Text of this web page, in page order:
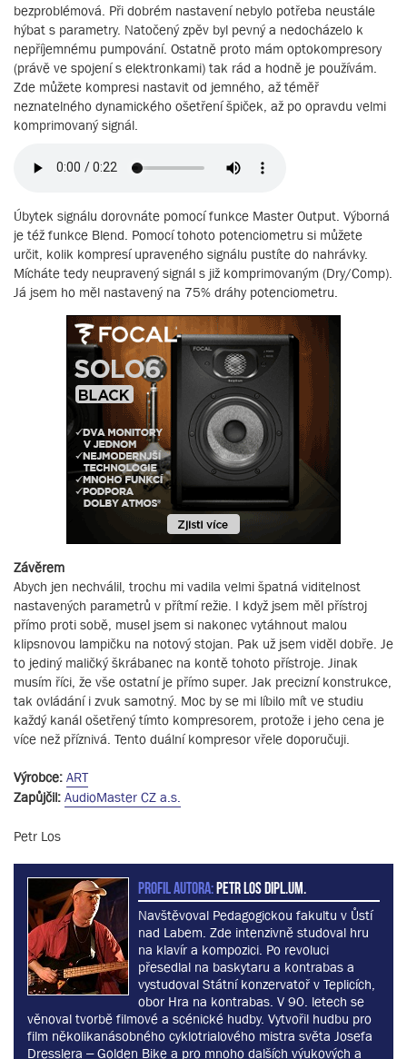
bezproblémová. Při dobrém nastavení nebylo potřeba neustále
hýbat s parametry. Natočený zpěv byl pevný a nedocházelo k
nepříjemnému pumpování. Ostatně proto mám optokompresory
(právě ve spojení s elektronkami) tak rád a hodně je používám.
Zde můžete kompresi nastavit od jemného, až téměř
neznatelného dynamického ošetření špiček, až po opravdu velmi
komprimovaný signál.
Úbytek signálu dorovnáte pomocí funkce Master Output. Výborná
je též funkce Blend. Pomocí tohoto potenciometru si můžete
určit, kolik kompresí upraveného signálu pustíte do nahrávky.
Mícháte tedy neupravený signál s již komprimovaným (Dry/Comp).
Já jsem ho měl nastavený na 75% dráhy potenciometru.
Závěrem
Abych jen nechválil, trochu mi vadila velmi špatná viditelnost
nastavených parametrů v přítmí režie. I když jsem měl přístroj
přímo proti sobě, musel jsem si nakonec vytáhnout malou
klipsnovou lampičku na notový stojan. Pak už jsem viděl dobře. Je
to jediný maličký škrábanec na kontě tohoto přístroje. Jinak
musím říci, že vše ostatní je přímo super. Jak precizní konstrukce,
tak ovládání i zvuk samotný. Moc by se mi líbilo mít ve studiu
každý kanál ošetřený tímto kompresorem, protože i jeho cena je
více než příznivá. Tento duální kompresor vřele doporučuji.
Výrobce: ART
Zapůjčil: AudioMaster CZ a.s.
Petr Los
PROFIL AUTORA:Petr Los dipl.um.
Navštěvoval Pedagogickou fakultu v Ůstí
nad Labem. Zde intenzivně studoval hru
na klavír a kompozici. Po revoluci
přesedlal na baskytaru a kontrabas a
vystudoval Státní konzervatoř v Teplicích,
obor Hra na kontrabas. V 90. letech se
věnoval tvorbě filmové a scénické hudby. Vytvořil hudbu pro
film několikanásobného cyklotrialového mistra světa Josefa
Dresslera – Golden Bike a pro mnoho dalších výukových a